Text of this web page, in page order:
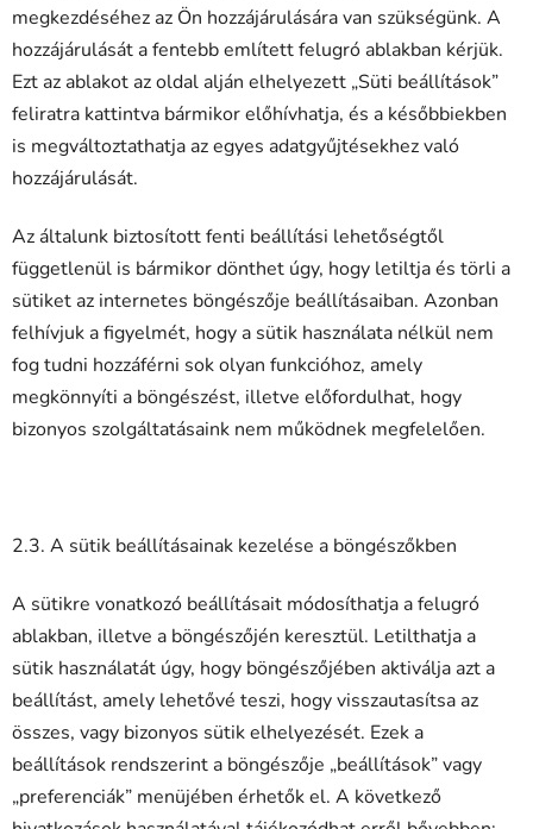
megkezdéséhez az Ön hozzájárulására van szükségünk. A
hozzájárulását a fentebb említett felugró ablakban kérjük.
Ezt az ablakot az oldal alján elhelyezett „Süti beállítások”
feliratra kattintva bármikor előhívhatja, és a későbbiekben
is megváltoztathatja az egyes adatgyűjtésekhez való
hozzájárulását.
Az általunk biztosított fenti beállítási lehetőségtől
függetlenül is bármikor dönthet úgy, hogy letiltja és törli a
sütiket az internetes böngészője beállításaiban. Azonban
felhívjuk a figyelmét, hogy a sütik használata nélkül nem
fog tudni hozzáférni sok olyan funkcióhoz, amely
megkönnyíti a böngészést, illetve előfordulhat, hogy
bizonyos szolgáltatásaink nem működnek megfelelően.
2.3. A sütik beállításainak kezelése a böngészőkben
A sütikre vonatkozó beállításait módosíthatja a felugró
ablakban, illetve a böngészőjén keresztül. Letilthatja a
sütik használatát úgy, hogy böngészőjében aktiválja azt a
beállítást, amely lehetővé teszi, hogy visszautasítsa az
összes, vagy bizonyos sütik elhelyezését. Ezek a
beállítások rendszerint a böngészője „beállítások” vagy
„preferenciák” menüjében érhetők el. A következő